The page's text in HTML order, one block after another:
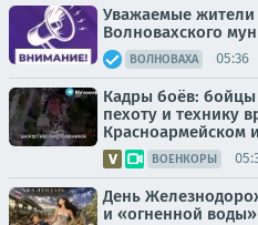
Уважаемые жители
Волновахского
ВОЛНОВАХА 05:36
Кадры боёв:
пехоту и технику
Красноармейском
ВОЕНКОРЫ
День
и «огненной воды»